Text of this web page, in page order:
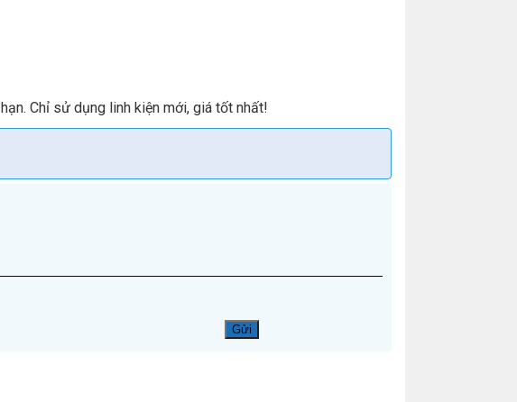
Chỉ sử dụng linh kiện mới, giá tốt nhất!